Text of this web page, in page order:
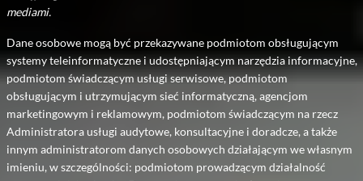
mediami.
Dane osobowe mogą być przekazywane podmiotom obsługującym
systemy teleinformatyczne i udostępniającym narzędzia informacyjne,
podmiotom świadczącym usługi serwisowe, podmiotom
obsługującym i utrzymującym sieć informatyczną, agencjom
marketingowym i reklamowym, podmiotom świadczącym na rzecz
Administratora usługi audytowe, konsultacyjne i doradcze, a także
innym administratorom danych osobowych działającym we własnym
imieniu, w szczególności: podmiotom prowadzącym działalność